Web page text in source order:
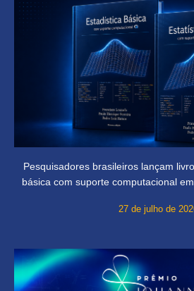
Pesquisadores brasileiros lançam
básica com suporte computacional
27 de julho de